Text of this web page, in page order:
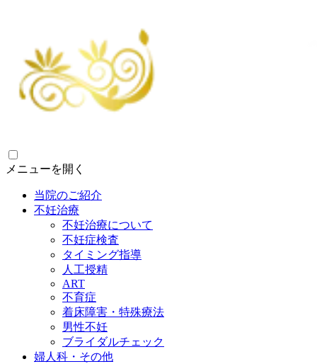
メニューを開く
当院のご紹介
不妊治療
不妊治療について
不妊症検査
タイミング指導
人工授精
ART
不育症
着床障害・特殊療法
男性不妊
ブライダルチェック
婦人科・その他